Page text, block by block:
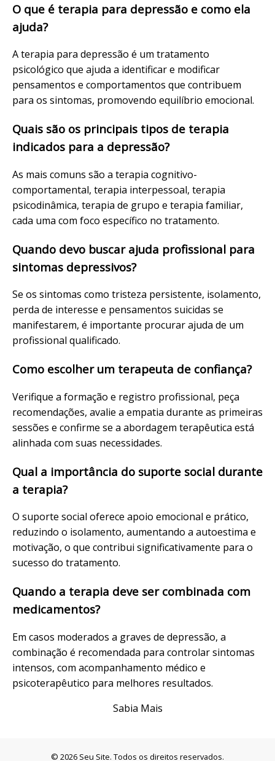
O que é terapia para depressão e como ela
ajuda?
A terapia para depressão é um tratamento
psicológico que ajuda a identificar e modificar
pensamentos e comportamentos que contribuem
para os sintomas, promovendo equilíbrio emocional.
Quais são os principais tipos de terapia
indicados para a depressão?
As mais comuns são a terapia cognitivo-
comportamental, terapia interpessoal, terapia
psicodinâmica, terapia de grupo e terapia familiar,
cada uma com foco específico no tratamento.
Quando devo buscar ajuda profissional para
sintomas depressivos?
Se os sintomas como tristeza persistente, isolamento,
perda de interesse e pensamentos suicidas se
manifestarem, é importante procurar ajuda de um
profissional qualificado.
Como escolher um terapeuta de confiança?
Verifique a formação e registro profissional, peça
recomendações, avalie a empatia durante as primeiras
sessões e confirme se a abordagem terapêutica está
alinhada com suas necessidades.
Qual a importância do suporte social durante
a terapia?
O suporte social oferece apoio emocional e prático,
reduzindo o isolamento, aumentando a autoestima e
motivação, o que contribui significativamente para o
sucesso do tratamento.
Quando a terapia deve ser combinada com
medicamentos?
Em casos moderados a graves de depressão, a
combinação é recomendada para controlar sintomas
intensos, com acompanhamento médico e
psicoterapêutico para melhores resultados.
Sabia Mais
© 2026 Seu Site. Todos os direitos reservados.